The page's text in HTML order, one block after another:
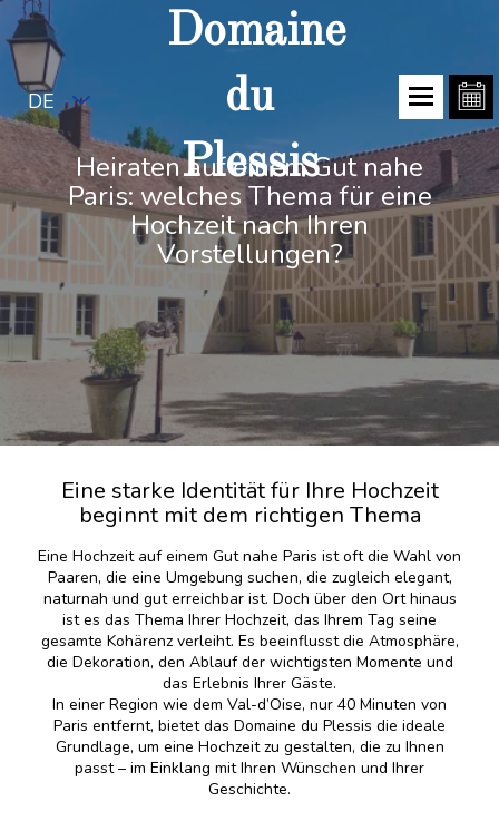
DE
Domaine
du
Plessis
Heiraten auf einem Gut nahe
Paris: welches Thema für eine
Hochzeit nach Ihren
Vorstellungen?
Eine starke Identität für Ihre Hochzeit
beginnt mit dem richtigen Thema
Eine Hochzeit auf einem Gut nahe Paris ist oft die Wahl von
Paaren, die eine Umgebung suchen, die zugleich elegant,
naturnah und gut erreichbar ist. Doch über den Ort hinaus
ist es das Thema Ihrer Hochzeit, das Ihrem Tag seine
gesamte Kohärenz verleiht. Es beeinflusst die Atmosphäre,
die Dekoration, den Ablauf der wichtigsten Momente und
das Erlebnis Ihrer Gäste.
In einer Region wie dem Val-d’Oise, nur 40 Minuten von
Paris entfernt, bietet das Domaine du Plessis die ideale
Grundlage, um eine Hochzeit zu gestalten, die zu Ihnen
passt – im Einklang mit Ihren Wünschen und Ihrer
Geschichte.